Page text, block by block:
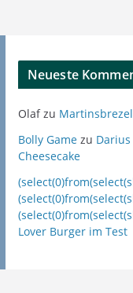
Neueste
Olafzu Martinsbrezel
Bolly Gamezu
Cheesecake
Lover Burger im Test